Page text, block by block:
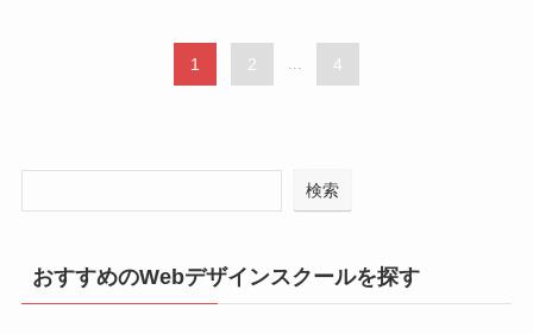
1 2 ... 4
検索
おすすめのWebデザインスクールを探す